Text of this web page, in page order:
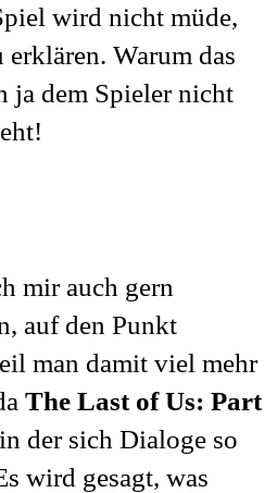
wird nicht müde,
Warum das
ja dem Spieler nicht
mir auch gern
auf den Punkt
man damit viel mehr
The Last of Us: Part
der sich Dialoge so
wird gesagt, was